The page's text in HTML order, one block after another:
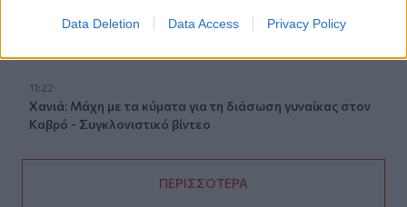
Data Deletion Data Access Privacy Policy
11:22
Χανιά: Μάχη με τα κύματα για τη διάσωση γυναίκας στον
Καβρό - Συγκλονιστικό βίντεο
ΠΕΡΙΣΣΟΤΕΡΑ